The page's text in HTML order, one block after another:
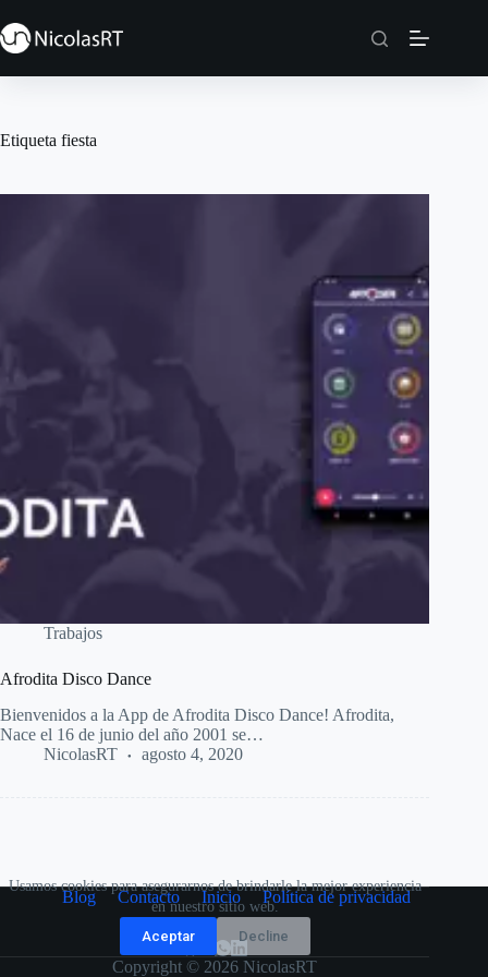
al
contenido
Usamos cookies para asegurarnos de brindarle la mejor experiencia
en nuestro sitio web.
Aceptar
Decline
Etiqueta fiesta
Trabajos
Afrodita Disco Dance
Bienvenidos a la App de Afrodita Disco Dance! Afrodita,
Nace el 16 de junio del año 2001 se…
NicolasRT
agosto 4, 2020
Blog Contacto Inicio Política de privacidad
Copyright © 2026 NicolasRT